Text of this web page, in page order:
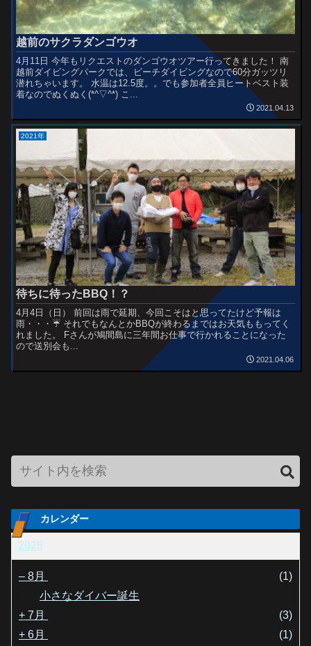
越前のサクラダンゴウオ
4月11日 今年もリクエストのダンゴウオツアー行ってきました！ 南
越前ダイビングパークでは、ビーチダイビングなので60分ガッツリ
潜れちゃいます。 水温は12.5度。。でも参加者全員ヒートベスト装
着なのでぬくぬく(*^▽^*) こ...
2021.04.13
2021年
待ちに待ったBBQ！？
4月4日（日） 前回は雨で延期、今回こそはと思ってたけど予報は
雨・・・☔️ それでもなんとかBBQが終わるまではお天気ももってく
れました。 Fさんが鳩間島に三年間お仕事で行かれることになった
ので送別会も...
2021.04.06
カレンダー
2026
– 8月
(1)
小さなダイバー誕生
+ 7月
(3)
+ 6月
(1)